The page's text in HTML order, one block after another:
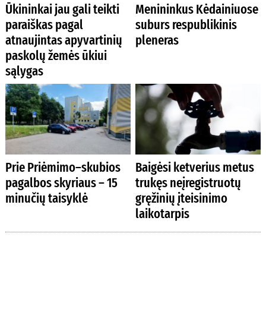
Ūkininkai jau gali teikti
paraiškas pagal
atnaujintas apyvartinių
paskolų žemės ūkiui
sąlygas
Menininkus Kėdainiuose
suburs respublikinis
pleneras
Prie Priėmimo–skubios
pagalbos skyriaus – 15
minučių taisyklė
Baigėsi ketverius metus
trukęs neįregistruotų
gręžinių įteisinimo
laikotarpis